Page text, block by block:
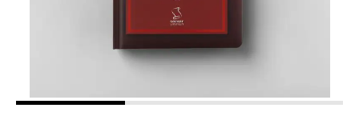
1 2 3